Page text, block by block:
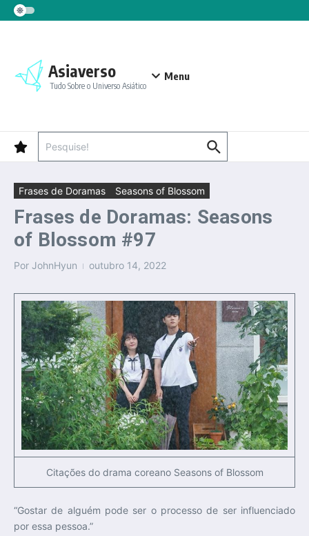
Ir para o conteúdo
Asiaverso
Tudo Sobre o Universo Asiático
Menu
Frases de Doramas Seasons of Blossom
Frases de Doramas: Seasons
of Blossom #97
Por JohnHyun outubro 14, 2022
Citações do drama coreano Seasons of Blossom
“Gostar de alguém pode ser o processo de ser influenciado
por essa pessoa.”